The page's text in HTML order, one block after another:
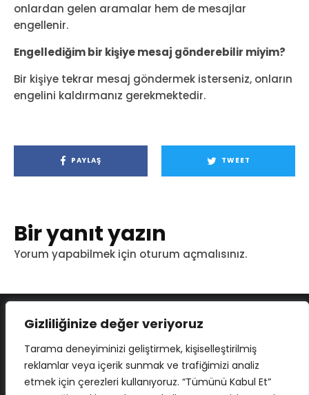
Gizliliğinize değer veriyoruz
Tarama deneyiminizi geliştirmek, kişiselleştirilmiş
reklamlar veya içerik sunmak ve trafiğimizi analiz
etmek için çerezleri kullanıyoruz. “Tümünü Kabul Et”
onlardan gelen aramalar hem de mesajlar
engellenir.
Engellediğim bir kişiye mesaj gönderebilir miyim?
Bir kişiye tekrar mesaj göndermek isterseniz, onların
engelini kaldırmanız gerekmektedir.
PAYLAŞ TWEET
Bir yanıt yazın
Yorum yapabilmek için oturum açmalısınız.